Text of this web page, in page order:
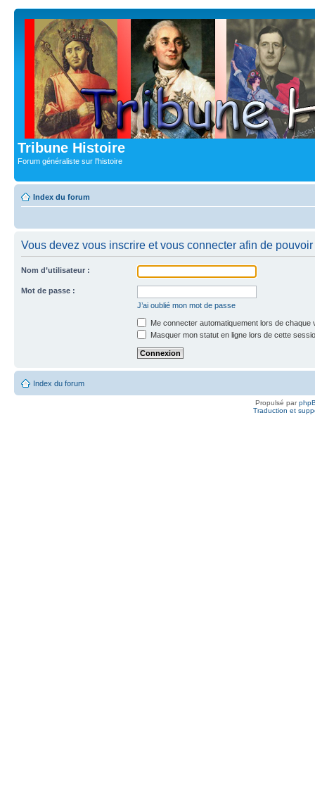
Tribune Histoire
Forum généraliste sur l'histoire
Index du forum
Vous devez vous inscrire et vous connecter afin de
Nom d’utilisateur :
Mot de passe :
J’ai oublié mon mot de passe
Me connecter automatiquement lors de chaque
Masquer mon statut en ligne lors de cette
Index du forum
Propulsé par
Traduction et